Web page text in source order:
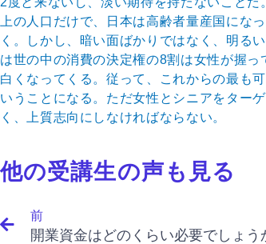
上の人口だけで、日本は高齢者量産国にな
く。しかし、暗い面ばかりではなく、明る
は世の中の消費の決定権の8割は女性が握
白くなってくる。従って、これからの最も
いうことになる。ただ女性とシニアをター
く、上質志向にしなければならない。
他の受講生の声も見る
前
開業資金はどのくらい必要でしょう